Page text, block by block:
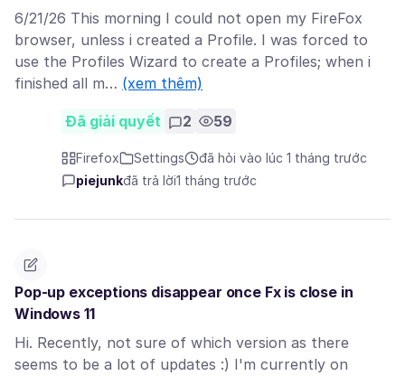
6/21/26 This morning I could not open my FireFox
browser, unless i created a Profile. I was forced to
use the Profiles Wizard to create a Profiles; when i
finished all m… (xem thêm)
Đã giải quyết 2 59
Firefox Settings
đã hỏi vào lúc 1 tháng trước
piejunkđã trả lời1 tháng trước
Pop-up exceptions disappear once Fx is close in
Windows 11
Hi. Recently, not sure of which version as there
seems to be a lot of updates :) I'm currently on